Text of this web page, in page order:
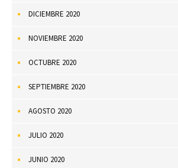
DICIEMBRE 2020
NOVIEMBRE 2020
OCTUBRE 2020
SEPTIEMBRE 2020
AGOSTO 2020
JULIO 2020
JUNIO 2020